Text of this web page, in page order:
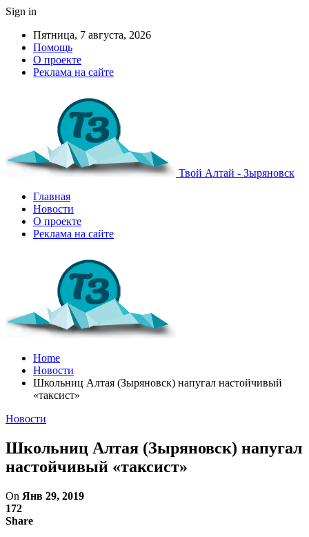
Sign in
Пятница, 7 августа, 2026
Помощь
О проекте
Реклама на сайте
Твой Алтай - Зыряновск
Главная
Новости
О проекте
Реклама на сайте
Home
Новости
Школьниц Алтая (Зыряновск) напугал настойчивый
«таксист»
Новости
Школьниц Алтая (Зыряновск) напугал
настойчивый «таксист»
On Янв 29, 2019
172
Share